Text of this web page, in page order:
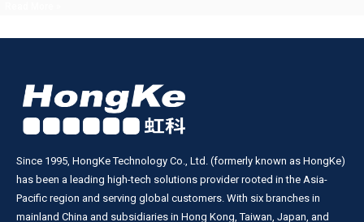
Since 1995, HongKe Technology Co., Ltd. (formerly known as HongKe)
has been a leading high-tech solutions provider rooted in the Asia-
Pacific region and serving global customers. With six branches in
mainland China and subsidiaries in Hong Kong, Taiwan, Japan, and